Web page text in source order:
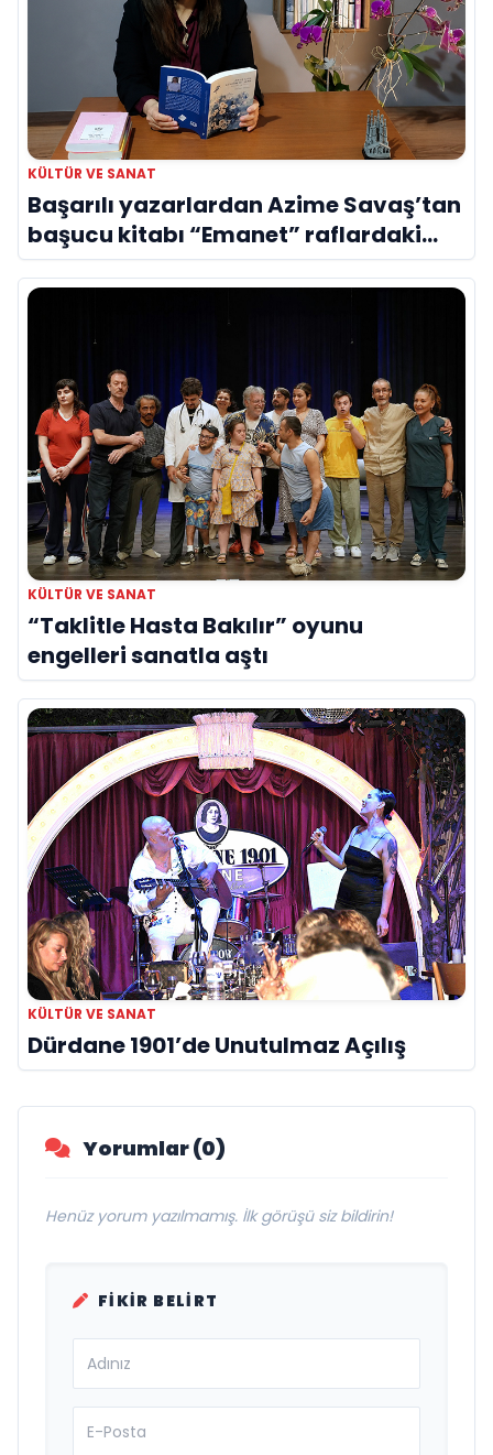
KÜLTÜR VE SANAT
Başarılı yazarlardan Azime Savaş’tan
başucu kitabı “Emanet” raflardaki
yerini aldı
KÜLTÜR VE SANAT
“Taklitle Hasta Bakılır” oyunu
engelleri sanatla aştı
KÜLTÜR VE SANAT
Dürdane 1901’de Unutulmaz Açılış
Yorumlar (0)
Henüz yorum yazılmamış. İlk görüşü siz bildirin!
FIKIR BELIRT